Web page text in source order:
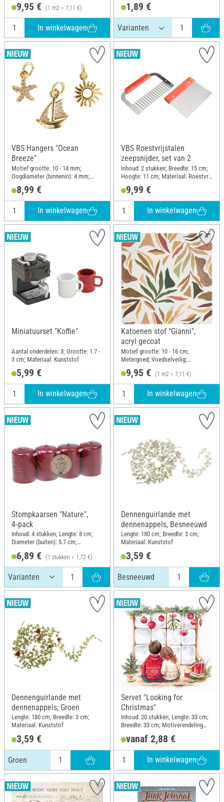
9,95 € (1 m2 = 7,11 €)
In winkelwagen
1,89 €
VBS Hangers "Ocean
Breeze"
Motief grootte: 10 - 14 mm;
Oogdiameter (binnenin): 4 mm;
Metaal
8,99 €
In winkelwagen
VBS Roestvrijstalen
zeepsnijder, set van 2
Inhoud: 2 stukken; Breedte: 15 cm;
Hoogte: 11 cm; Materiaal: Roestvrij
9,99 €
In winkelwagen
Miniatuurset "Koffie"
Aantal onderdelen: 3; Grootte: 1.7 -
3 cm; Materiaal: Kunststof
5,99 €
In winkelwagen
Katoenen stof "Gianni",
acryl gecoat
Motief grootte: 10 - 16 cm;
Metergoed; Voedselveilig;
cm9,95 € (1 m2 = 7,11 €)
In winkelwagen
Stompkaarsen "Nature",
4‑pack
Inhoud: 4 stukken; Lengte: 8 cm;
Diameter (buiten): 5.7 cm;
6,89 € (1 stukken = 1,72 €)
Dennenguirlande met
dennenappels, Besneeuwd
Lengte: 180 cm; Breedte: 3 cm;
Materiaal: Kunststof
3,59 €
Besneeuwd
Dennenguirlande met
dennenappels, Groen
Lengte: 180 cm; Breedte: 3 cm;
Materiaal: Kunststof
3,59 €
Groen
Servet "Looking for
Christmas"
Inhoud: 20 stukken; Lengte: 33 cm;
Breedte: 33 cm; Motiverendeling
kwartmotief; Materiaal: Papier
vanaf 2,88 €
In winkelwagen